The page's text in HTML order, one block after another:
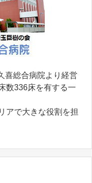
喜総合病院より経営
数336床を有する一
アで大きな役割を担